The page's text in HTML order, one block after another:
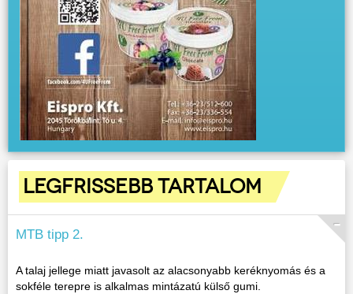
LEGFRISSEBB TARTALOM
MTB tipp 2.
A talaj jellege miatt javasolt az alacsonyabb keréknyomás és a
sokféle terepre is alkalmas mintázatú külső gumi.